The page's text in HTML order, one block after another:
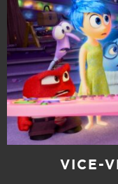
VICE-